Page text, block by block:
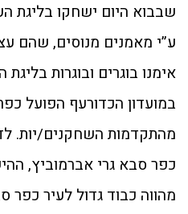
שבבוא היום ישחקו בליגת
ע”י מאמנים מנוסים, שהם
אימנו בוגרים ובוגרות בליגת
במועדון הכדורעף הפועל
מהתקדמות השחקנים/יות.
כפר סבא גרי אברמוביץ,
מהווה כבוד גדול לעיר כפר